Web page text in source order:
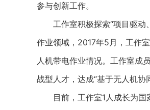
参与创新工作。
工作室积极探索“项目驱动
作业领域，2017年5月，工作
人机带电作业情况。工作室成
战型人才，达成“基于无人机协
目前，工作室1人成长为国